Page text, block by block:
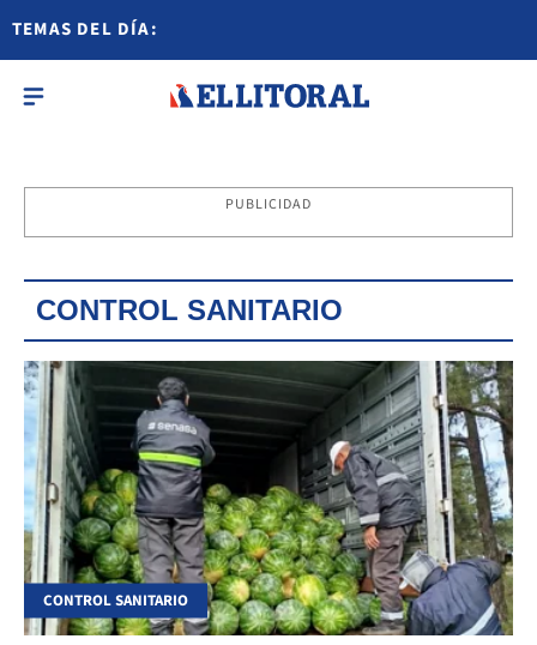
TEMAS DEL DÍA:
PUBLICIDAD
CONTROL SANITARIO
CONTROL SANITARIO